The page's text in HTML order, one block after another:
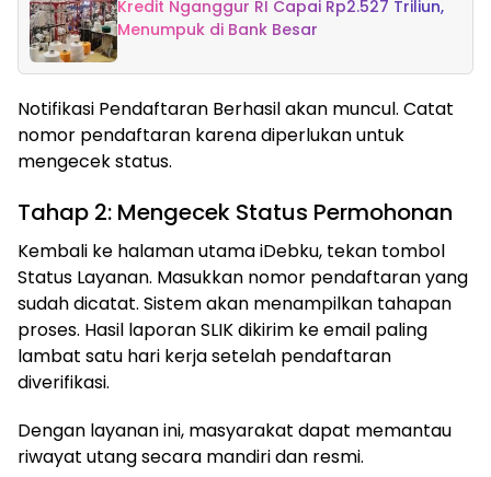
Kredit Nganggur RI Capai Rp2.527 Triliun,
Menumpuk di Bank Besar
Notifikasi Pendaftaran Berhasil akan muncul. Catat
nomor pendaftaran karena diperlukan untuk
mengecek status.
Tahap 2: Mengecek Status Permohonan
Kembali ke halaman utama iDebku, tekan tombol
Status Layanan. Masukkan nomor pendaftaran yang
sudah dicatat. Sistem akan menampilkan tahapan
proses. Hasil laporan SLIK dikirim ke email paling
lambat satu hari kerja setelah pendaftaran
diverifikasi.
Dengan layanan ini, masyarakat dapat memantau
riwayat utang secara mandiri dan resmi.